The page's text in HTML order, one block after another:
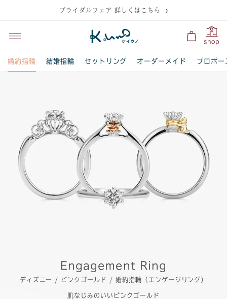
ブライダルフェア 詳しくはこちら
shop
婚約指輪 結婚指輪 セットリング オーダーメイド プロポー
ディズニー / ピンクゴールド / 婚約指輪（エンゲージリング）
Engagement Ring
肌なじみのいいピンクゴールド